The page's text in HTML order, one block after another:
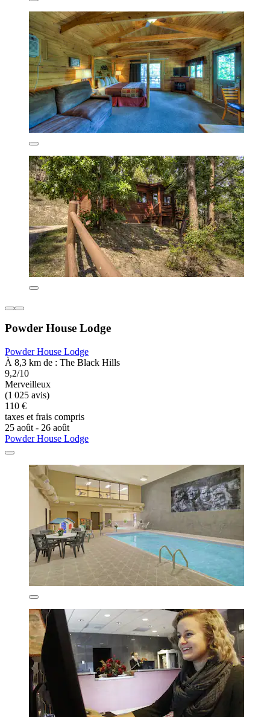
Powder House Lodge
Powder House Lodge
À 8,3 km de : The Black Hills
9,2/10
Merveilleux
(1 025 avis)
110 €
taxes et frais compris
25 août - 26 août
Powder House Lodge